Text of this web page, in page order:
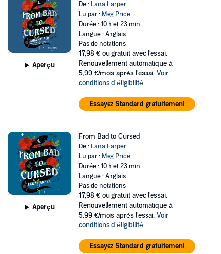
But most concerning of all: Why can't she stop thinking about the
terrifyingly competent, devastatingly gorgeous, wickedly charming
Talia Avramov?
Aperçu
De : Lana Harper
Lu par : Meg Price
Durée : 10 h et 23 min
Langue : Anglais
Pas de notations
17,98 € ou gratuit avec l'essai.
Renouvellement automatique à
5,99 €/mois après l'essai. Voir
conditions d'éligibilité
Essayez Standard gratuitement
Aperçu
From Bad to Cursed
De : Lana Harper
Lu par : Meg Price
Durée : 10 h et 23 min
Langue : Anglais
Pas de notations
17,98 € ou gratuit avec l'essai.
Renouvellement automatique à
5,99 €/mois après l'essai. Voir
conditions d'éligibilité
Essayez Standard gratuitement